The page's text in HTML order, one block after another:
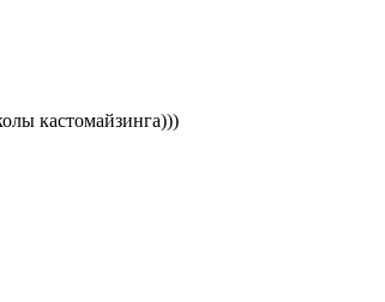
кастомайзинга)))